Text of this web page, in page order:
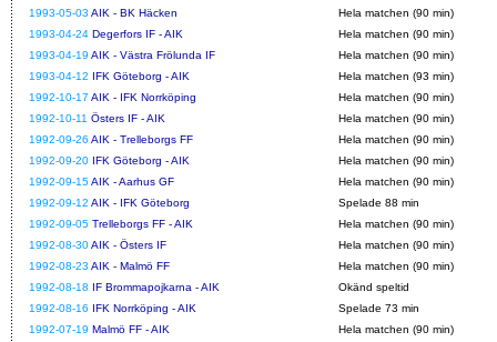
1993-05-03 AIK - BK Häcken
Hela matchen (90 min)
1993-04-24 Degerfors IF - AIK
Hela matchen (90 min)
1993-04-19 AIK - Västra Frölunda IF
Hela matchen (90 min)
1993-04-12 IFK Göteborg - AIK
Hela matchen (93 min)
1992-10-17 AIK - IFK Norrköping
Hela matchen (90 min)
1992-10-11 Östers IF - AIK
Hela matchen (90 min)
1992-09-26 AIK - Trelleborgs FF
Hela matchen (90 min)
1992-09-20 IFK Göteborg - AIK
Hela matchen (90 min)
1992-09-15AIK - Aarhus GF
Hela matchen (90 min)
1992-09-12 AIK - IFK Göteborg
Spelade 88 min
1992-09-05 Trelleborgs FF - AIK
Hela matchen (90 min)
1992-08-30AIK - Östers IF
Hela matchen (90 min)
1992-08-23 AIK - Malmö FF
Hela matchen (90 min)
1992-08-18 IF Brommapojkarna - AIK
Okänd speltid
1992-08-16 IFK Norrköping - AIK
Spelade 73 min
1992-07-19 Malmö FF - AIK
Hela matchen (90 min)